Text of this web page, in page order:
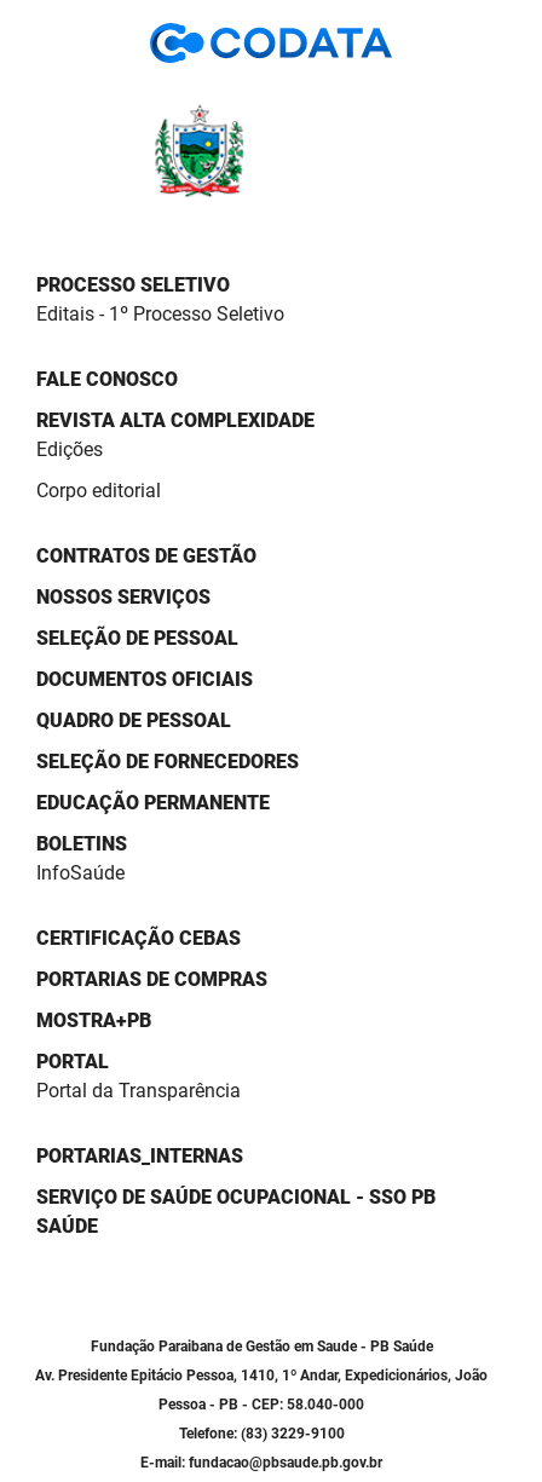
PROCESSO SELETIVO
Editais - 1º Processo Seletivo
FALE CONOSCO
REVISTA ALTA COMPLEXIDADE
Edições
Corpo editorial
CONTRATOS DE GESTÃO
NOSSOS SERVIÇOS
SELEÇÃO DE PESSOAL
DOCUMENTOS OFICIAIS
QUADRO DE PESSOAL
SELEÇÃO DE FORNECEDORES
EDUCAÇÃO PERMANENTE
BOLETINS
InfoSaúde
CERTIFICAÇÃO CEBAS
PORTARIAS DE COMPRAS
MOSTRA+PB
PORTAL
Portal da Transparência
PORTARIAS_INTERNAS
SERVIÇO DE SAÚDE OCUPACIONAL - SSO PB
SAÚDE
Fundação Paraibana de Gestão em Saude - PB Saúde
Av. Presidente Epitácio Pessoa, 1410, 1º Andar, Expedicionários, João
Pessoa - PB - CEP: 58.040-000
Telefone: (83) 3229-9100
E-mail: fundacao@pbsaude.pb.gov.br